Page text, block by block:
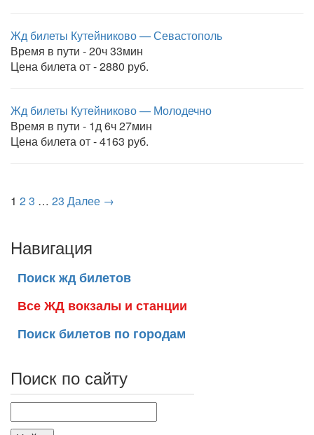
Жд билеты Кутейниково — Севастополь
Время в пути - 20ч 33мин
Цена билета от - 2880 руб.
Жд билеты Кутейниково — Молодечно
Время в пути - 1д 6ч 27мин
Цена билета от - 4163 руб.
1 23 … 23 Далее →
Навигация
Поиск жд билетов
Все ЖД вокзалы и станции
Поиск билетов по городам
Поиск по сайту